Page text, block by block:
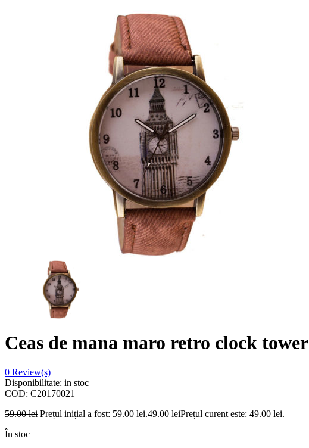
Ceas de mana maro retro clock tower
0 Review(s)
Disponibilitate: in stoc
COD: C20170021
59.00lei Prețul inițial a fost: 59.00 lei.49.00 leiPrețul curent este: 49.00 lei.
În stoc